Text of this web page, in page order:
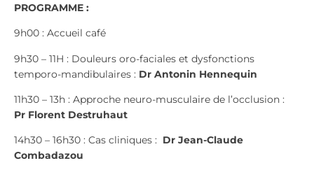
PROGRAMME :
9h00 : Accueil café
9h30 – 11H : Douleurs oro-faciales et dysfonctions
temporo-mandibulaires : Dr Antonin Hennequin
11h30 – 13h : Approche neuro-musculaire de l’occlusion :
Pr Florent Destruhaut
14h30 – 16h30 : Cas cliniques : Dr Jean-Claude
Combadazou